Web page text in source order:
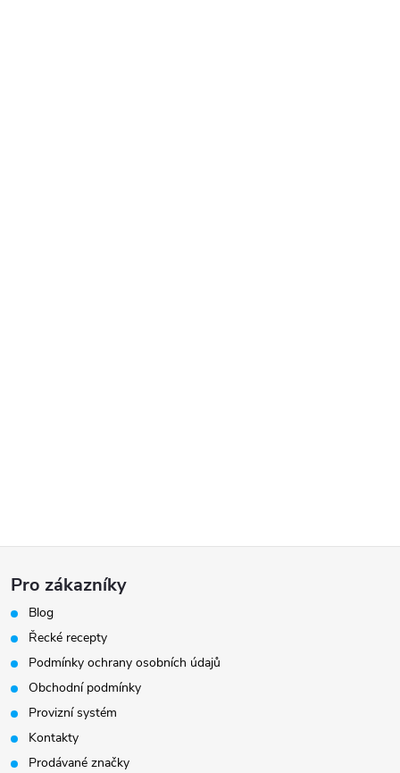
Z
á
p
a
t
Pro zákazníky
Blog
Řecké recepty
Podmínky ochrany osobních údajů
Obchodní podmínky
Provizní systém
Kontakty
Prodávané značky